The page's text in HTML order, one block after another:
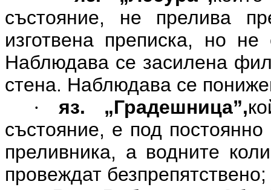
състояние, не прелива
изготвена преписка, но
Наблюдава се засилена
стена. Наблюдава се
· яз. „Градешница”,
състояние, е под
преливника, а водните
провеждат безпрепятствено;